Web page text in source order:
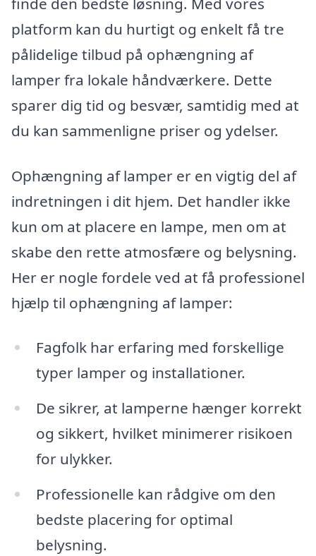
platform kan du hurtigt og enkelt få tre
pålidelige tilbud på ophængning af
lamper fra lokale håndværkere. Dette
sparer dig tid og besvær, samtidig med at
du kan sammenligne priser og ydelser.
Ophængning af lamper er en vigtig del af
indretningen i dit hjem. Det handler ikke
kun om at placere en lampe, men om at
skabe den rette atmosfære og belysning.
Her er nogle fordele ved at få professionel
hjælp til ophængning af lamper:
Fagfolk har erfaring med forskellige
typer lamper og installationer.
De sikrer, at lamperne hænger korrekt
og sikkert, hvilket minimerer risikoen
for ulykker.
Professionelle kan rådgive om den
bedste placering for optimal
belysning.